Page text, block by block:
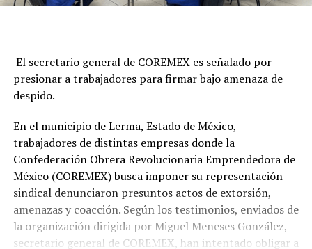
El secretario general de COREMEX es señalado por
presionar a trabajadores para firmar bajo amenaza de
despido.
En el municipio de Lerma, Estado de México,
trabajadores de distintas empresas donde la
Confederación Obrera Revolucionaria Emprendedora de
México (COREMEX) busca imponer su representación
sindical denunciaron presuntos actos de extorsión,
amenazas y coacción. Según los testimonios, enviados de
la organización dirigida por Miguel Meneses González,
secretario general de COREMEX, han intentado obligar a